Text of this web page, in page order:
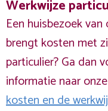
Werkwijze
Een huisbezoek
brengt kosten met
particulier? Ga dan
informatie naar
kosten en de